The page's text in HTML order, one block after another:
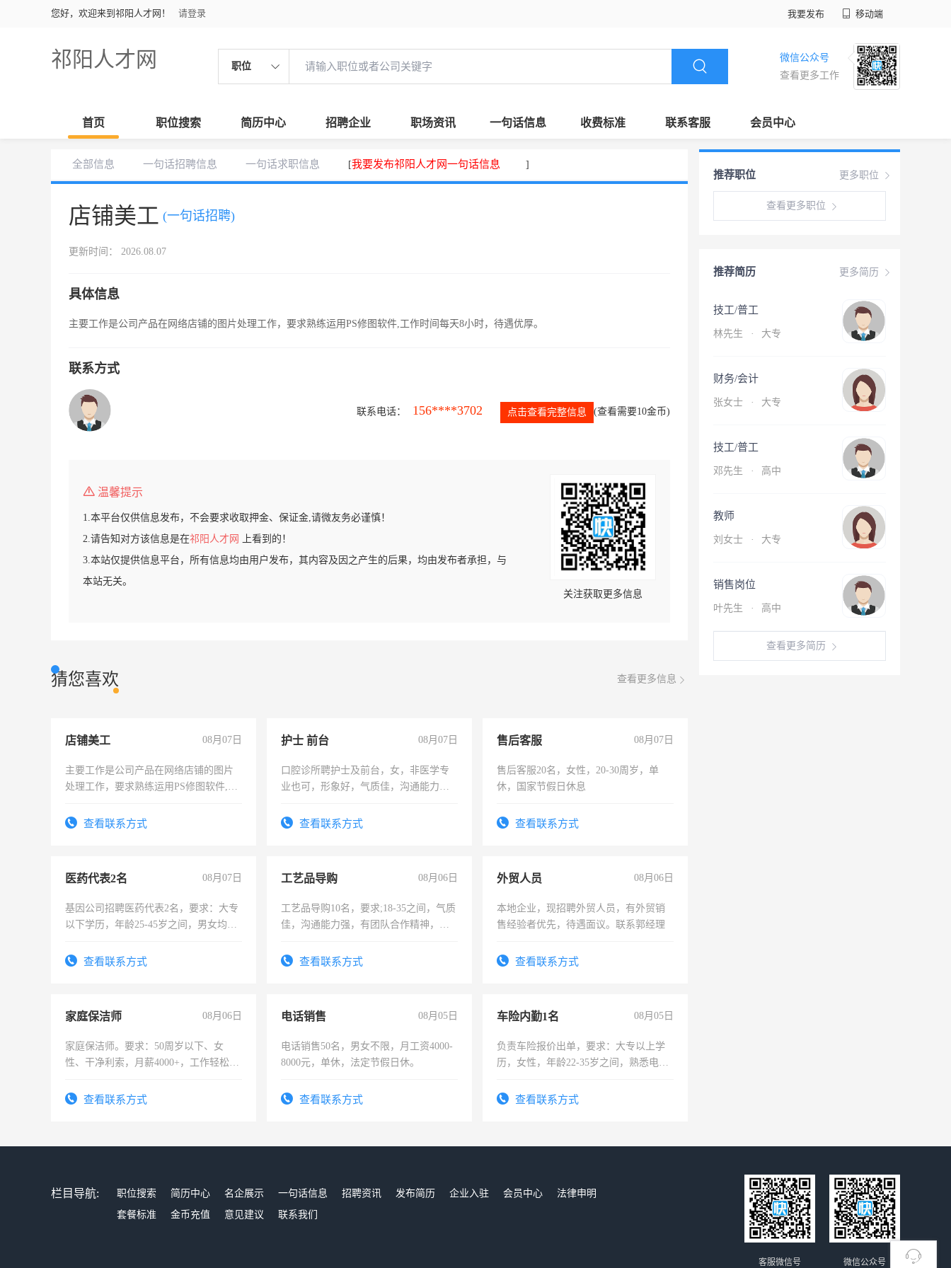
您好，欢迎来到祁阳人才网！ 请登录 我要发布 移动端
祁阳人才网 职位
微信公众号
查看更多工作
首页 职位搜索 简历中心 招聘企业 职场资讯 一句话信息 收费标准 联系客服 会员中心
全部信息 一句话招聘信息 一句话求职信息 [我要发布祁阳人才网一句话信息 ]
店铺美工 (一句话招聘)
更新时间： 2026.08.07
具体信息
主要工作是公司产品在网络店铺的图片处理工作，要求熟练运用PS修图软件,工作时间每天8小时，待遇优厚。
联系方式
联系电话： 156****3702 点击查看完整信息 (查看需要10金币)
温馨提示
1.本平台仅供信息发布，不会要求收取押金、保证金,请微友务必谨慎！
2.请告知对方该信息是在祁阳人才网
上看到的！
3.本站仅提供信息平台，所有信息均由用户发布，其内容及因之产生的后果，均由发布者承担，与
本站无关。
关注获取更多信息
猜您喜欢 查看更多信息
店铺美工 08月07日
主要工作是公司产品在网络店铺的图片
处理工作，要求熟练运用PS修图软件,工
查看联系方式
护士 前台 08月07日
口腔诊所聘护士及前台，女，非医学专
业也可，形象好，气质佳，沟通能力
查看联系方式
售后客服 08月07日
售后客服20名，女性，20-30周岁，单
休，国家节假日休息
查看联系方式
医药代表2名 08月07日
基因公司招聘医药代表2名，要求：大专
以下学历，年龄25-45岁之间，男女均
表或者有医学资质的优先，底薪+绩效，
查看联系方式
工艺品导购 08月06日
工艺品导购10名，要求;18-35之间，气质
佳，沟通能力强，有团队合作精神，有
查看联系方式
外贸人员 08月06日
本地企业，现招聘外贸人员，有外贸销
售经验者优先，待遇面议。联系郭经理
查看联系方式
家庭保洁师 08月06日
家庭保洁师。要求：50周岁以下、女
性、干净利索，月薪4000+，工作轻松，
太太等。查看联系方式
电话销售 08月05日
电话销售50名，男女不限，月工资4000-
8000元，单休，法定节假日休。
查看联系方式
车险内勤1名 08月05日
负责车险报价出单，要求：大专以上学
历，女性，年龄22-35岁之间，熟悉电脑
试用期1-3个月，转正后交纳五险，
查看联系方式
更多职位
推荐职位
查看更多职位
更多简历
推荐简历
技工/普工
林先生 · 大专
财务/会计
张女士 · 大专
技工/普工
邓先生 · 高中
教师
刘女士 · 大专
销售岗位
叶先生 · 高中
查看更多简历
栏目导航: 职位搜索 简历中心 名企展示 一句话信息 招聘资讯 发布简历 企业入驻 会员中心
法律申明
套餐标准
金币充值 意见建议 联系我们
微信公众号
客服微信号